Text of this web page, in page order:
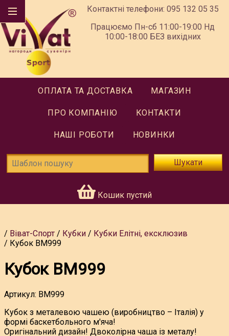
Контактні телефони: 095 132 05 35
Працюємо Пн-сб 11:00-19:00 Нд
10:00-18:00 БЕЗ вихідних
ОПЛАТА ТА ДОСТАВКА МАГАЗИН
ПРО КОМПАНІЮ КОНТАКТИ
НАШІ РОБОТИ НОВИНКИ
Шукати
Кошик пустий
Віват-Спорт Кубки
Кубки Елітні, ексклюзив
Кубок BM999
Кубок BM999
Артикул: BM999
Кубок з металевою чашею (виробництво – Італія) у
формі баскетбольного м'яча!
Оригінальний дизайн! Двоколірна чаша із металу!